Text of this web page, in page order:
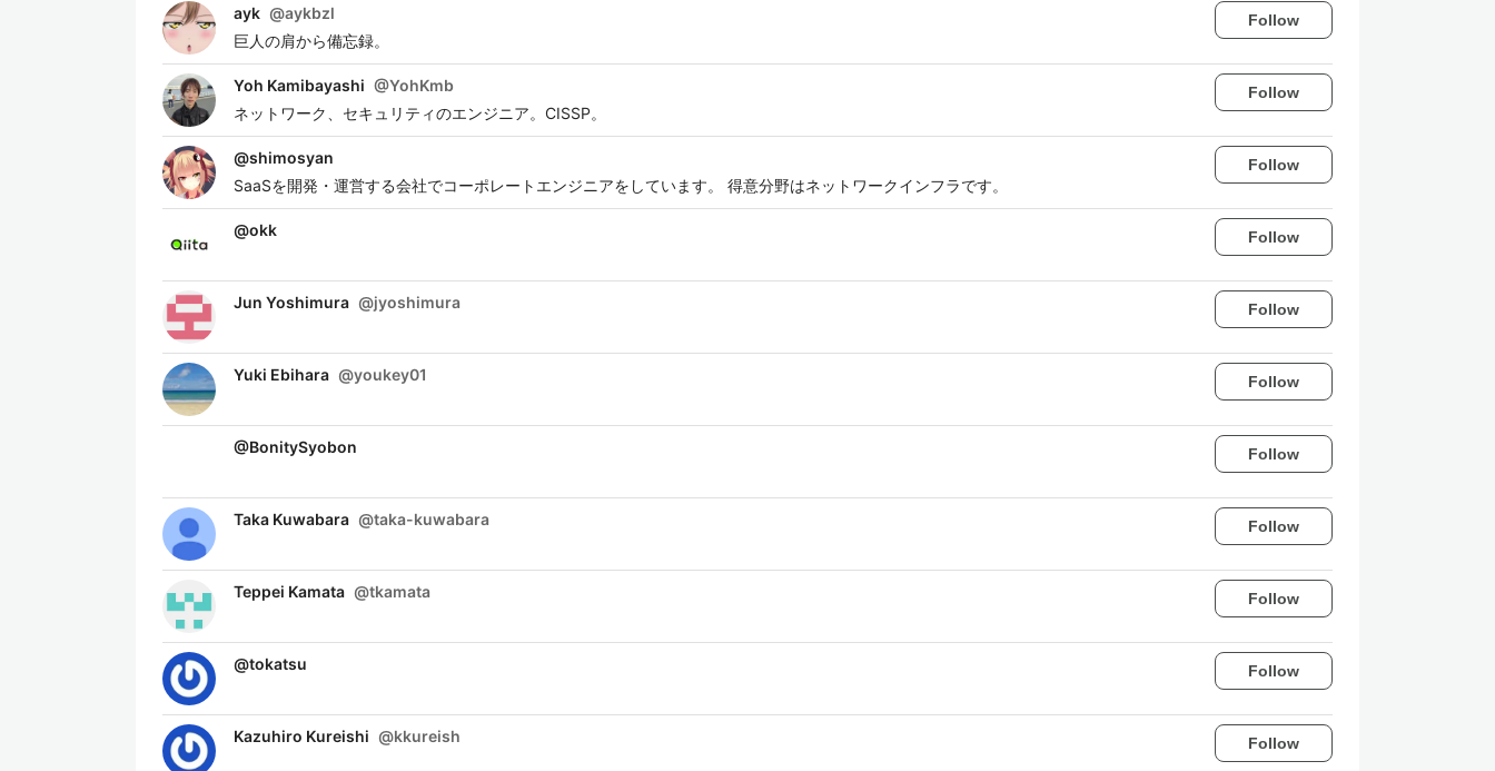
ayk @aykbzl
巨人の肩から備忘録。
Follow
Yoh Kamibayashi @YohKmb
ネットワーク、セキュリティのエンジニア。CISSP。
Follow
@shimosyan
SaaSを開発・運営する会社でコーポレートエンジニアをしています。 得意分野はネットワークインフラです。
Follow
@okk Follow
Jun Yoshimura @jyoshimura Follow
Yuki Ebihara @youkey01 Follow
@BonitySyobon Follow
Taka Kuwabara @taka-kuwabara Follow
Teppei Kamata @tkamata Follow
@tokatsu Follow
Kazuhiro Kureishi @kkureish Follow